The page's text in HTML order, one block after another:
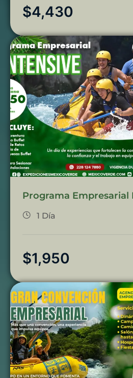
$4,430
Programa Empresarial
1 Día
$1,950